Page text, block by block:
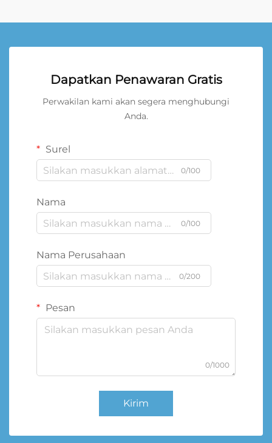
Dapatkan Penawaran Gratis
Perwakilan kami akan segera menghubungi
Anda.
Surel
0/100
Nama
0/100
Nama Perusahaan
0/200
Pesan
0/1000
Kirim